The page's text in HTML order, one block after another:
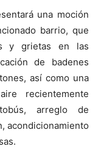
una moción
barrio, que
y grietas en las
de badenes
así como una
recientemente
arreglo de
acondicionamiento